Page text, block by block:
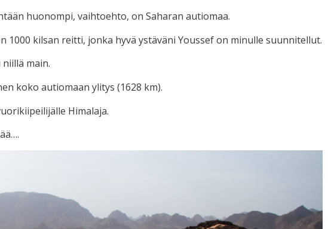
huonompi, vaihtoehto, on Saharan autiomaa.
1000 kilsan reitti, jonka hyvä ystäväni Youssef on minulle suunnitellut.
main.
koko autiomaan ylitys (1628 km).
Himalaja.